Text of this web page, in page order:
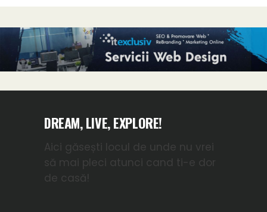
DREAM, LIVE, EXPLORE!
Aici găsești locul de unde nu vrei
să mai pleci atunci cand ti-e dor
de casă!